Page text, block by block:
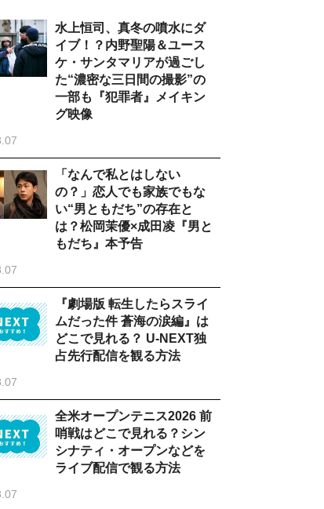
水上恒司、真冬の噴水にダ
イブ！？内野聖陽＆ユース
ケ・サンタマリアが過ごし
た“濃密な三日間の撮影”の
一部も『犯罪者』メイキン
グ映像
「なんで私とはしない
の？」恋人でも家族でもな
い“男ともだち”の存在と
は？松岡茉優×成田凌『男と
もだち』本予告
『劇場版 転生したらスライ
ムだった件 蒼海の涙編』は
どこで見れる？ U-NEXT独
占先行配信を観る方法
全米オープンテニス2026 前
哨戦はどこで見れる？シン
シナティ・オープンなどを
ライブ配信で観る方法